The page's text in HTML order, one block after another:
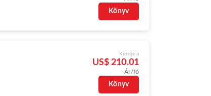
Könyv
Kezdje a
US$ 210.01
Ár/fő
Könyv